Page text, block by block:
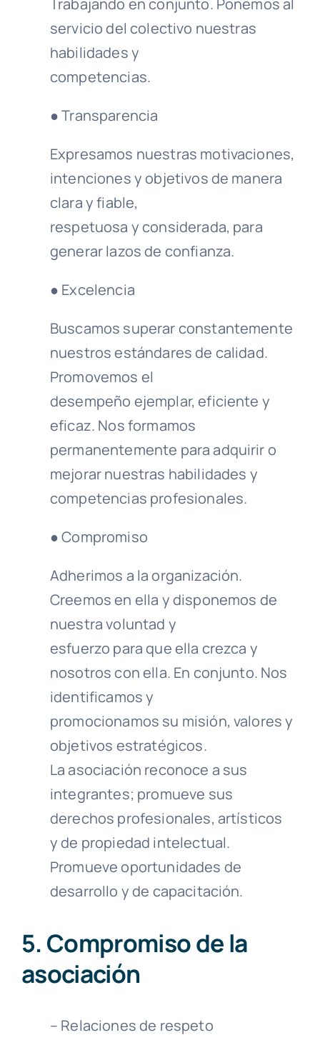
Trabajando en conjunto. Ponemos al
servicio del colectivo nuestras
habilidades y
competencias.
● Transparencia
Expresamos nuestras motivaciones,
intenciones y objetivos de manera
clara y fiable,
respetuosa y considerada, para
generar lazos de confianza.
● Excelencia
Buscamos superar constantemente
nuestros estándares de calidad.
Promovemos el
desempeño ejemplar, eficiente y
eficaz. Nos formamos
permanentemente para adquirir o
mejorar nuestras habilidades y
competencias profesionales.
● Compromiso
Adherimos a la organización.
Creemos en ella y disponemos de
nuestra voluntad y
esfuerzo para que ella crezca y
nosotros con ella. En conjunto. Nos
identificamos y
promocionamos su misión, valores y
objetivos estratégicos.
La asociación reconoce a sus
integrantes; promueve sus
derechos profesionales, artísticos
y de propiedad intelectual.
Promueve oportunidades de
desarrollo y de capacitación.
5. Compromiso de la
asociación
– Relaciones de respeto